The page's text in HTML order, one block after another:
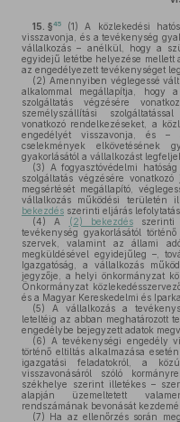
15. §45 (1) A közlekedési
visszavonja, és a tevékenység
vállalkozás – anélkül, hogy a
egyidejű letétbe helyezése mellett
az engedélyezett tevékenységet
(2) Amennyiben véglegessé
alkalommal megállapítja, hogy
szolgáltatás végzésére
személyszállítási
vonatkozó rendelkezéseket, a
engedélyét visszavonja, és –
cselekmények elkövetésének
gyakorlásától a vállalkozást
(3) A fogyasztóvédelmi
szolgáltatás végzésére
megsértését megállapító,
vállalkozás működési területén
bekezdés szerinti eljárás
(4) A (2) bekezdésszerinti
tevékenység gyakorlásától
szervek, valamint az állami
megküldésével egyidejűleg –,
Igazgatóság, a vállalkozás
jegyzője, a helyi önkormányzat
Önkormányzat
és a Magyar Kereskedelmi és
(5) A vállalkozás a
leteltéig az abban meghatározott
engedélybe bejegyzett adatok
(6) A tevékenységi engedély
történő eltiltás alkalmazása
igazgatási feladatokról, a
visszavonásáról szóló
székhelye szerint illetékes –
alapján üzemeltetett
rendszámának bevonását
(7) Ha az ellenőrzés során